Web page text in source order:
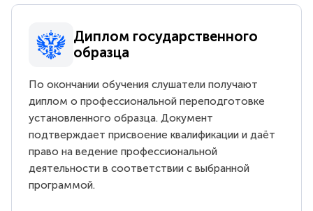
Диплом государственного
образца
По окончании обучения слушатели получают
диплом о профессиональной переподготовке
установленного образца. Документ
подтверждает присвоение квалификации и даёт
право на ведение профессиональной
деятельности в соответствии с выбранной
программой.